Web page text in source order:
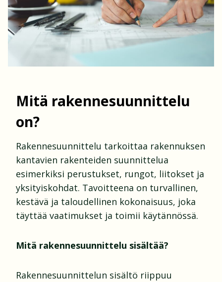
Mitä rakennesuunnittelu
on?
Rakennesuunnittelu tarkoittaa rakennuksen
kantavien rakenteiden suunnittelua
esimerkiksi perustukset, rungot, liitokset ja
yksityiskohdat. Tavoitteena on turvallinen,
kestävä ja taloudellinen kokonaisuus, joka
täyttää vaatimukset ja toimii käytännössä.
Mitä rakennesuunnittelu sisältää?
Rakennesuunnittelun sisältö riippuu